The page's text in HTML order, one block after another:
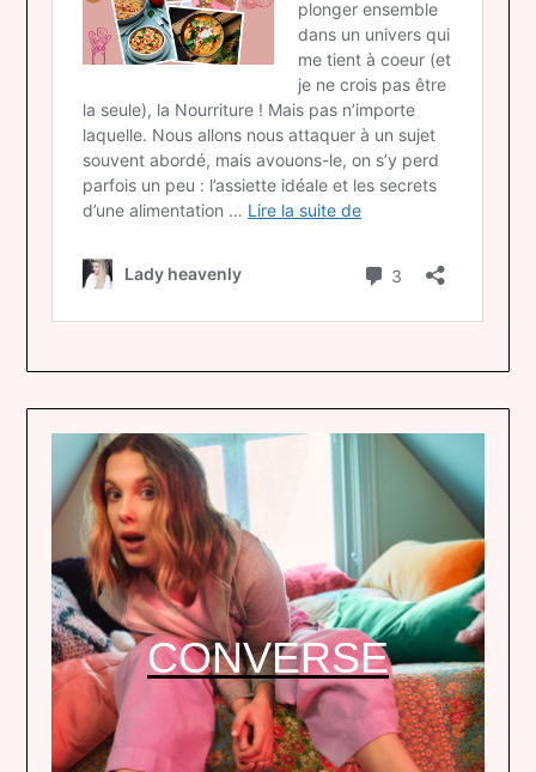
CONVERSE